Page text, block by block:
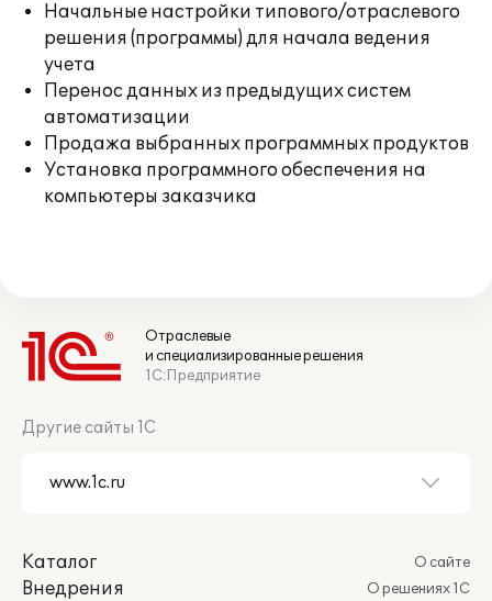
Начальные настройки типового/отраслевого
решения (программы) для начала ведения
учета
Перенос данных из предыдущих систем
автоматизации
Продажа выбранных программных продуктов
Установка программного обеспечения на
компьютеры заказчика
Отраслевые
и специализированные решения
1С:Предприятие
Другие сайты 1С
Каталог
Внедрения
О сайте
О решениях 1С